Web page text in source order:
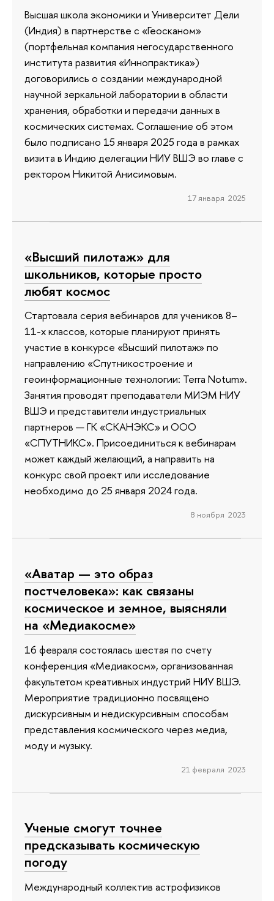
Высшая школа экономики и Университет Дели
(Индия) в партнерстве с «Геосканом»
(портфельная компания негосударственного
института развития «Иннопрактика»)
договорились о создании международной
научной зеркальной лаборатории в области
хранения, обработки и передачи данных в
космических системах. Соглашение об этом
было подписано 15 января 2025 года в рамках
визита в Индию делегации НИУ ВШЭ во главе с
ректором Никитой Анисимовым.
17 января 2025
«Высший пилотаж» для
школьников, которые просто
любят космос
Стартовала серия вебинаров для учеников 8–
11-х классов, которые планируют принять
участие в конкурсе «Высший пилотаж» по
направлению «Спутникостроение и
геоинформационные технологии: Terra Notum».
Занятия проводят преподаватели МИЭМ НИУ
ВШЭ и представители индустриальных
партнеров — ГК «СКАНЭКС» и ООО
«СПУТНИКС». Присоединиться к вебинарам
может каждый желающий, а направить на
конкурс свой проект или исследование
необходимо до 25 января 2024 года.
8 ноября 2023
«Аватар — это образ
постчеловека»: как связаны
космическое и земное, выясняли
на «Медиакосме»
16 февраля состоялась шестая по счету
конференция «Медиакосм», организованная
факультетом креативных индустрий НИУ ВШЭ.
Мероприятие традиционно посвящено
дискурсивным и недискурсивным способам
представления космического через медиа,
моду и музыку.
21 февраля 2023
Ученые смогут точнее
предсказывать космическую
погоду
Международный коллектив астрофизиков